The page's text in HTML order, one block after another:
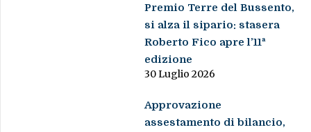
Premio Terre del Bussento,
si alza il sipario: stasera
Roberto Fico apre l’11ª
edizione
30 Luglio 2026
Approvazione
assestamento di bilancio,